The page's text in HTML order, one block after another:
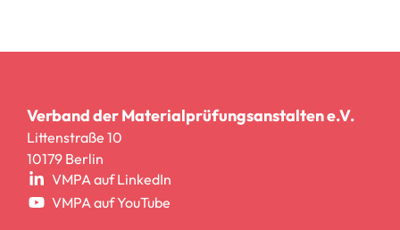
Verband der Materialprüfungsanstalten e.V.
Littenstraße 10
10179 Berlin
VMPA auf LinkedIn
VMPA auf YouTube